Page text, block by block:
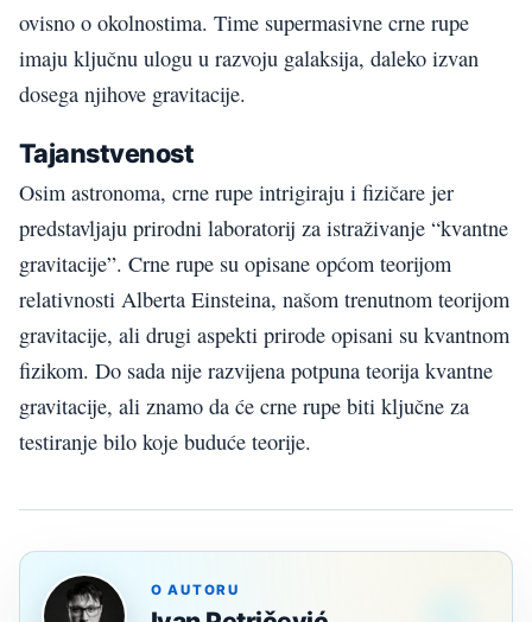
ovisno o okolnostima. Time supermasivne crne rupe
imaju ključnu ulogu u razvoju galaksija, daleko izvan
dosega njihove gravitacije.
Tajanstvenost
Osim astronoma, crne rupe intrigiraju i fizičare jer
predstavljaju prirodni laboratorij za istraživanje “kvantne
gravitacije”. Crne rupe su opisane općom teorijom
relativnosti Alberta Einsteina, našom trenutnom teorijom
gravitacije, ali drugi aspekti prirode opisani su kvantnom
fizikom. Do sada nije razvijena potpuna teorija kvantne
gravitacije, ali znamo da će crne rupe biti ključne za
testiranje bilo koje buduće teorije.
O AUTORU